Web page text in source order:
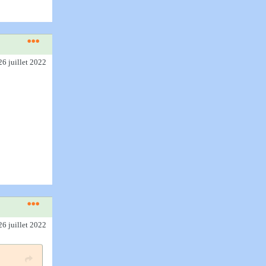
juillet 2022
juillet 2022